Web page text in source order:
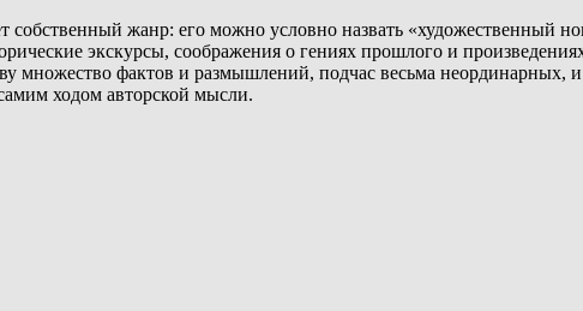
собственный жанр: его можно условно назвать «художественный
экскурсы, соображения о гениях прошлого и
фактов и размышлений, подчас весьма неординарных, и
ходом авторской мысли.